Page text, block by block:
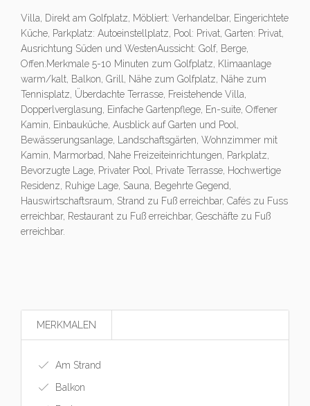
Villa, Direkt am Golfplatz, Möbliert: Verhandelbar, Eingerichtete
Küche, Parkplatz: Autoeinstellplatz, Pool: Privat, Garten: Privat,
Ausrichtung Süden und WestenAussicht: Golf, Berge,
Offen.Merkmale 5-10 Minuten zum Golfplatz, Klimaanlage
warm/kalt, Balkon, Grill, Nähe zum Golfplatz, Nähe zum
Tennisplatz, Überdachte Terrasse, Freistehende Villa,
Dopperlverglasung, Einfache Gartenpflege, En-suite, Offener
Kamin, Einbauküche, Ausblick auf Garten und Pool,
Bewässerungsanlage, Landschaftsgärten, Wohnzimmer mit
Kamin, Marmorbad, Nahe Freizeiteinrichtungen, Parkplatz,
Bevorzugte Lage, Privater Pool, Private Terrasse, Hochwertige
Residenz, Ruhige Lage, Sauna, Begehrte Gegend,
Hauswirtschaftsraum, Strand zu Fuß erreichbar, Cafés zu Fuss
erreichbar, Restaurant zu Fuß erreichbar, Geschäfte zu Fuß
erreichbar.
MERKMALEN
Am Strand
Balkon